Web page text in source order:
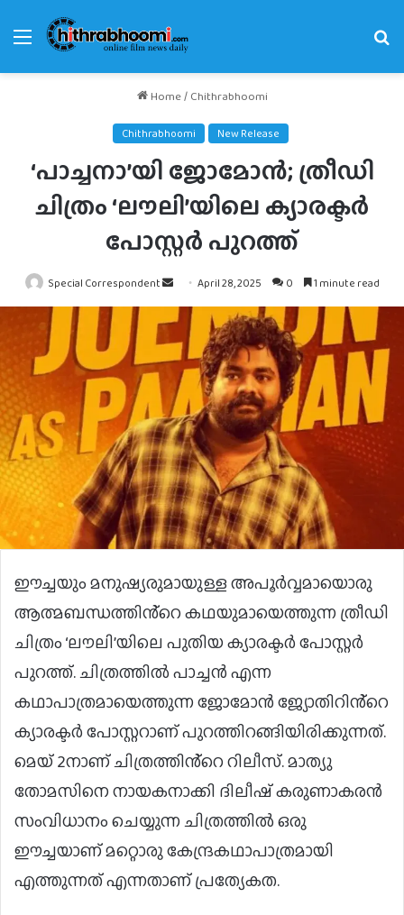
Menu
Home/ Chithrabhoomi
Chithrabhoomi New Release
‘പാച്ചനാ’യി ജോമോൻ; ത്രീഡി
ചിത്രം ‘ലൗലി’യിലെ ക്യാരക്ടർ
പോസ്റ്റർ പുറത്ത്
Special Correspondent
Send
an
email
April 28, 2025 0 1 minute read
ഈച്ചയും മനുഷ്യരുമായുള്ള അപൂർവ്വമായൊരു
ആത്മബന്ധത്തിൻ്റെ കഥയുമായെത്തുന്ന ത്രീഡി
ചിത്രം ‘ലൗലി’യിലെ പുതിയ ക്യാരക്ടർ പോസ്റ്റർ
പുറത്ത്. ചിത്രത്തിൽ പാച്ചൻ എന്ന
കഥാപാത്രമായെത്തുന്ന ജോമോൻ ജ്യോതിറിൻ്റെ
ക്യാരക്ടർ പോസ്റ്ററാണ് പുറത്തിറങ്ങിയിരിക്കുന്നത്.
മെയ് 2നാണ് ചിത്രത്തിൻ്റെ റിലീസ്. മാത്യു
തോമസിനെ നായകനാക്കി ദിലീഷ് കരുണാകരന്‍
സംവിധാനം ചെയ്യുന്ന ചിത്രത്തിൽ ഒരു
ഈച്ചയാണ് മറ്റൊരു കേന്ദ്രകഥാപാത്രമായി
എത്തുന്നത് എന്നതാണ് പ്രത്യേകത.